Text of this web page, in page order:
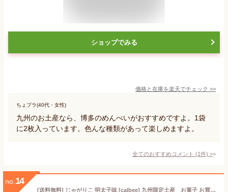
ショップでみる
価格と在庫を楽天でチェック >>
ちょプラ(40代・女性)
九州のお土産なら、博多のめんべいがおすすめですよ。1袋
に2枚入っています。色んな種類があって楽しめますよ。
全てのおすすめコメント (1件) >
no. 14
[送料無料] じゃがりこ 明太子味 [calbee] 九州限定土産 お菓子 お買い物マラソン 買い回り 父の日 母の日 プレゼント お土産